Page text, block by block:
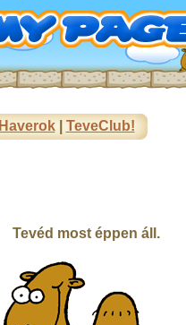
Haverok| TeveClub!
Tevéd most éppen áll.